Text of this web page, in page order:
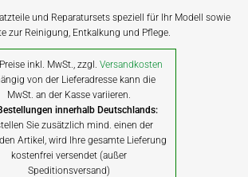
und Reparatursets speziell für Ihr Modell sowie
zur Reinigung, Entkalkung und Pflege.
inkl. MwSt., zzgl.Versandkosten
von der Lieferadresse kann die
MwSt. an der Kasse variieren.
innerhalb Deutschlands:
Sie zusätzlich mind. einen der
Artikel, wird Ihre gesamte Lieferung
kostenfrei versendet (außer
Speditionsversand)